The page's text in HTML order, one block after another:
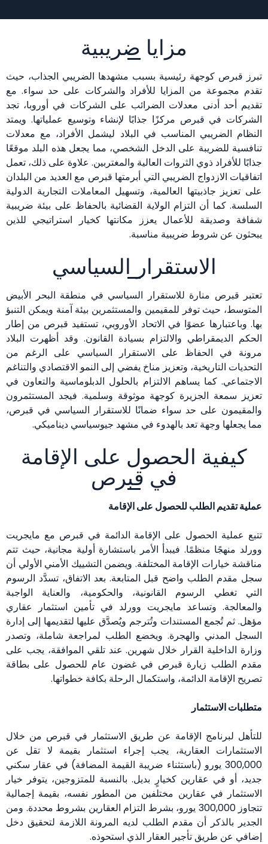
مزايا ضريبية
تبرز قبرص كوجهة رئيسية بسبب مشهدها الضريبي الجذاب، حيث
تقدم مجموعة من المزايا للأفراد والشركات على حد سواء. مع
تقديم أحد أدنى معدلات الضرائب على الشركات في أوروبا، تجد
الشركات في قبرص مركزًا جذابًا لإنشاء وتوسيع عملياتها. ويمتد
النظام الضريبي المناسب في البلاد ليشمل الأفراد، مع معدلات
تنافسية للضريبة على الدخل الشخصي، مما يجعل هذه البلد موقعًا
جذابًا للأفراد ذوي الثروات العالية والمغتربين. علاوة على ذلك، تعمل
اتفاقيات الازدواج الضريبي التي أبرمتها قبرص مع العديد من البلدان
على تعزيز جاذبيتها العالمية، وتسهيل المعاملات التجارية الدولية
السلسة. كما أن التزام الولاية القضائية بالحفاظ على بيئة ضريبية
شفافة وصديقة للأعمال يعزز مكانتها كخيار استراتيجي للذين
يبحثون عن شروط ضريبية مناسبة.
الاستقرار السياسي
تعتبر قبرص منارة للاستقرار السياسي في منطقة البحر الأبيض
المتوسط، حيث توفر للمقيمين والمستثمرين بيئة آمنة ويمكن التنبؤ
بها. وباعتبارها عضوًا في الاتحاد الأوروبي، تستفيد قبرص من إطار
الحكم الديمقراطي والالتزام بسيادة القانون. وقد أظهرت البلاد
مرونة في الحفاظ على الاستقرار السياسي على الرغم من
التحديات التاريخية، وتعزيز مناخ يفضي إلى النمو الاقتصادي والتناغم
الاجتماعي. كما يساهم الالتزام بالحلول الدبلوماسية والتعاون في
تعزيز سمعة الجزيرة كوجهة موثوقة وسلمية. فيجد المستثمرون
والمقيمون على حد سواء ضمانًا للاستقرار السياسي في قبرص،
مما يجعلها وجهة تعد بالهدوء في مشهد جيوسياسي ديناميكي.
كيفية الحصول على الإقامة
في قبرص
عملية تقديم الطلب للحصول على الإقامة
تتبع عملية الحصول على الإقامة الدائمة في قبرص مع مايجريت
وورلد منهجًا منظمًا. فيبدأ الأمر باستشارة أولية مجانية، حيث تتم
مناقشة خيارات الإقامة المختلفة. ويضمن التشييك الأمني الأولي أن
سجل مقدم الطلب واضح قبل المتابعة. بعد الاتفاق، تسدَّد الرسوم
التي تغطي الرسوم القانونية، والحكومية، والعناية الواجبة
والمعالجة. وتساعد مايجريت وورلد في تأمين استثمار عقاري
مؤهل. ثم تُجمع المستندات وتُترجم ويُصدَّق عليها لتقديمها إلى إدارة
السجل المدني والهجرة. ويخضع الطلب لمراجعة شاملة، وتصدر
وزارة الداخلية القرار خلال شهرين. عند تلقي الموافقة، يجب على
مقدم الطلب زيارة قبرص في غضون عام للحصول على بطاقة
تصريح الإقامة الدائمة، واستكمال الرحلة بكافة خطواتها.
متطلبات الاستثمار
للتأهل لبرنامج الإقامة عن طريق الاستثمار في قبرص من خلال
الاستثمارات العقارية، يجب إجراء استثمار بقيمة لا تقل عن
300,000 يورو (باستثناء ضريبة القيمة المضافة) في عقار سكني
جديد، أو في عقارين كخيارٍ بديل. بالنسبة للمتزوجين، يتوفر خيار
الاستثمار في عقارين مختلفين من المطور نفسه، بقيمة إجمالية
تتجاوز 300,000 يورو، بشرط التزام العقارين بشروط محددة. ومن
الجدير بالذكر أن مقدم الطلب لديه المرونة اللازمة لتحقيق دخل
إضافي عن طريق تأجير العقار الذي استحوذه.